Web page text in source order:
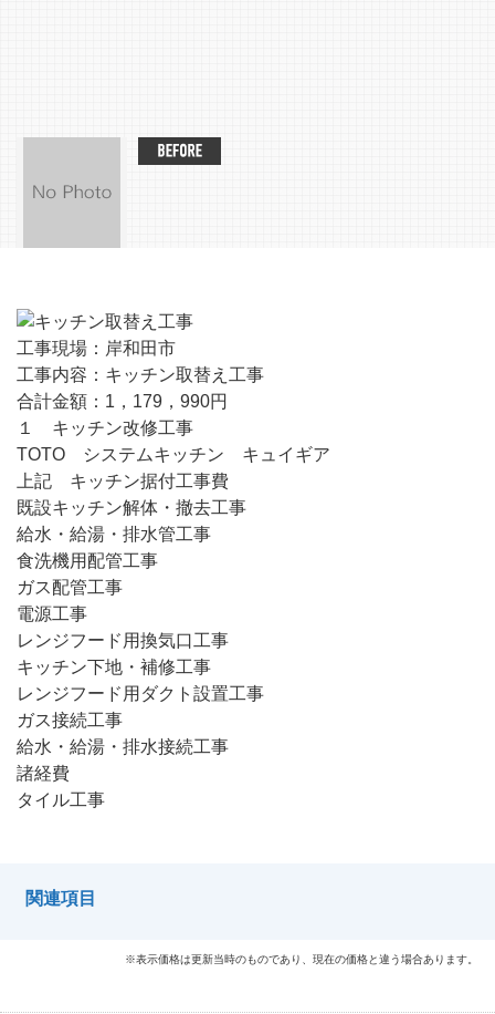
工事現場：岸和田市
工事内容：キッチン取替え工事
合計金額：1，179，990円
１ キッチン改修工事
TOTO システムキッチン キュイギア
上記 キッチン据付工事費
既設キッチン解体・撤去工事
給水・給湯・排水管工事
食洗機用配管工事
ガス配管工事
電源工事
レンジフード用換気口工事
キッチン下地・補修工事
レンジフード用ダクト設置工事
ガス接続工事
給水・給湯・排水接続工事
諸経費
タイル工事
関連項目
※表示価格は更新当時のものであり、現在の価格と違う場合あります。